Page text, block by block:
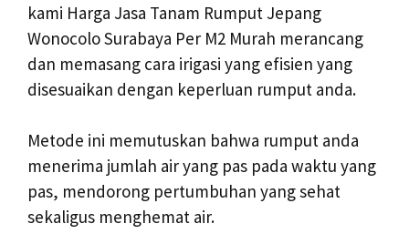
kami Harga Jasa Tanam Rumput Jepang
Wonocolo Surabaya Per M2 Murah merancang
dan memasang cara irigasi yang efisien yang
disesuaikan dengan keperluan rumput anda.
Metode ini memutuskan bahwa rumput anda
menerima jumlah air yang pas pada waktu yang
pas, mendorong pertumbuhan yang sehat
sekaligus menghemat air.